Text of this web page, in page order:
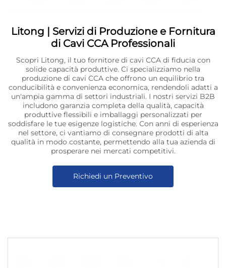
Litong | Servizi di Produzione e Fornitura
di Cavi CCA Professionali
Scopri Litong, il tuo fornitore di cavi CCA di fiducia con
solide capacità produttive. Ci specializziamo nella
produzione di cavi CCA che offrono un equilibrio tra
conducibilità e convenienza economica, rendendoli adatti a
un'ampia gamma di settori industriali. I nostri servizi B2B
includono garanzia completa della qualità, capacità
produttive flessibili e imballaggi personalizzati per
soddisfare le tue esigenze logistiche. Con anni di esperienza
nel settore, ci vantiamo di consegnare prodotti di alta
qualità in modo costante, permettendo alla tua azienda di
prosperare nei mercati competitivi.
Richiedi un Preventivo